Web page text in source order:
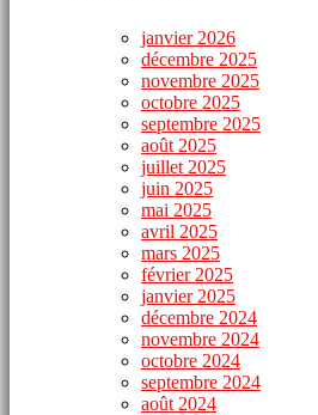
janvier 2026
décembre 2025
novembre 2025
octobre 2025
septembre 2025
août 2025
juillet 2025
juin 2025
mai 2025
avril 2025
mars 2025
février 2025
janvier 2025
décembre 2024
novembre 2024
octobre 2024
septembre 2024
août 2024